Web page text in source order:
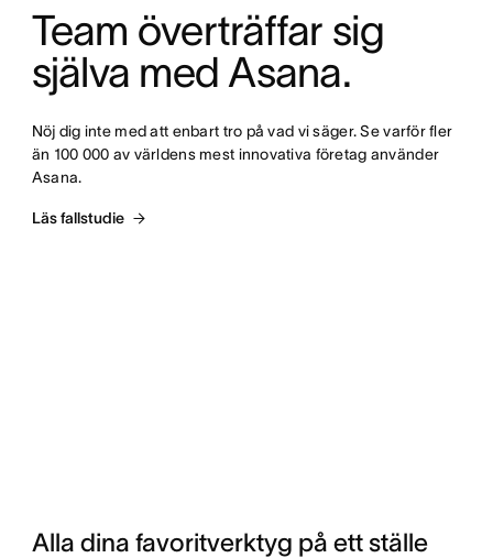
Team överträffar sig
själva med Asana.
Nöj dig inte med att enbart tro på vad vi säger. Se varför fler
än 100 000 av världens mest innovativa företag använder
Asana.
Läs fallstudie
Alla dina favoritverktyg på ett ställe